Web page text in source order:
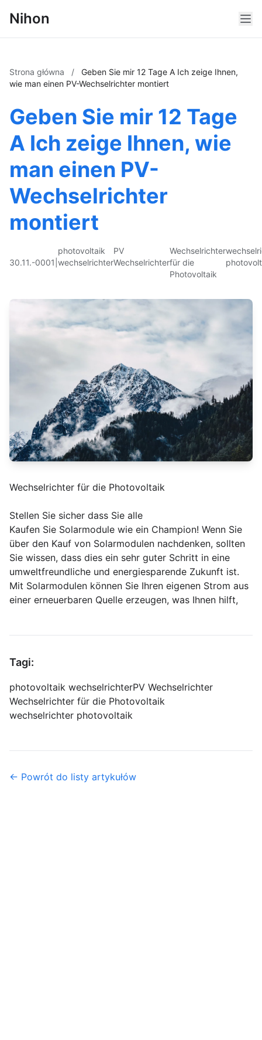
Nihon
Strona główna /
Geben Sie mir 12 Tage A Ich zeige Ihnen,
wie man einen PV-Wechselrichter montiert
Geben Sie mir 12 Tage
A Ich zeige Ihnen, wie
man einen PV-
Wechselrichter
montiert
30.11.-0001
photovoltaik
wechselrichter
PV
Wechselrichter
Wechselrichter
für die
Photovoltaik
Wechselrichter für die Photovoltaik
Stellen Sie sicher dass Sie alle
Kaufen Sie Solarmodule wie ein Champion! Wenn Sie
über den Kauf von Solarmodulen nachdenken, sollten
Sie wissen, dass dies ein sehr guter Schritt in eine
umweltfreundliche und energiesparende Zukunft ist.
Mit Solarmodulen können Sie Ihren eigenen Strom aus
einer erneuerbaren Quelle erzeugen, was Ihnen hilft,
Tagi:
photovoltaik wechselrichterPV Wechselrichter
Wechselrichter für die Photovoltaik
wechselrichter photovoltaik
← Powrót do listy artykułów